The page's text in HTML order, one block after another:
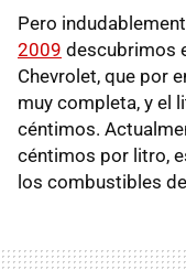
Pero
2009 descubrimos
Chevrolet, que por
muy completa, y el
céntimos.
céntimos por litro,
los combustibles